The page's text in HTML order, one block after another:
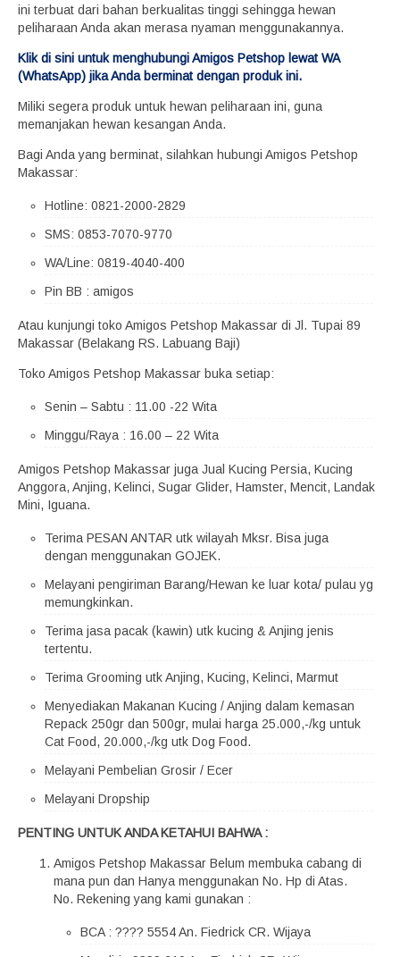
ini terbuat dari bahan berkualitas tinggi sehingga hewan
peliharaan Anda akan merasa nyaman menggunakannya.
Klik di sini untuk menghubungi Amigos Petshop lewat WA
(WhatsApp) jika Anda berminat dengan produk ini.
Miliki segera produk untuk hewan peliharaan ini, guna
memanjakan hewan kesangan Anda.
Bagi Anda yang berminat, silahkan hubungi Amigos Petshop
Makassar:
Hotline: 0821-2000-2829
SMS: 0853-7070-9770
WA/Line: 0819-4040-400
Pin BB : amigos
Atau kunjungi toko Amigos Petshop Makassar di Jl. Tupai 89
Makassar (Belakang RS. Labuang Baji)
Toko Amigos Petshop Makassar buka setiap:
Senin – Sabtu : 11.00 -22 Wita
Minggu/Raya : 16.00 – 22 Wita
Amigos Petshop Makassar juga Jual Kucing Persia, Kucing
Anggora, Anjing, Kelinci, Sugar Glider, Hamster, Mencit, Landak
Mini, Iguana.
Terima PESAN ANTAR utk wilayah Mksr. Bisa juga
dengan menggunakan GOJEK.
Melayani pengiriman Barang/Hewan ke luar kota/ pulau yg
memungkinkan.
Terima jasa pacak (kawin) utk kucing & Anjing jenis
tertentu.
Terima Grooming utk Anjing, Kucing, Kelinci, Marmut
Menyediakan Makanan Kucing / Anjing dalam kemasan
Repack 250gr dan 500gr, mulai harga 25.000,-/kg untuk
Cat Food, 20.000,-/kg utk Dog Food.
Melayani Pembelian Grosir / Ecer
Melayani Dropship
PENTING UNTUK ANDA KETAHUI BAHWA :
Amigos Petshop Makassar Belum membuka cabang di
mana pun dan Hanya menggunakan No. Hp di Atas.
No. Rekening yang kami gunakan :
BCA : ???? 5554 An. Fiedrick CR. Wijaya